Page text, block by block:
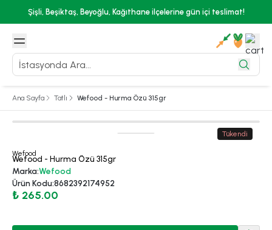
Şişli, Beşiktaş, Beyoğlu, Kağıthane ilçelerine gün içi teslimat!
Ana Sayfa Tatlı Wefood - Hurma Özü 315gr
Tükendi
Wefood
Wefood - Hurma Özü 315gr
Marka:Wefood
Ürün Kodu:8682392174952
₺ 265.00